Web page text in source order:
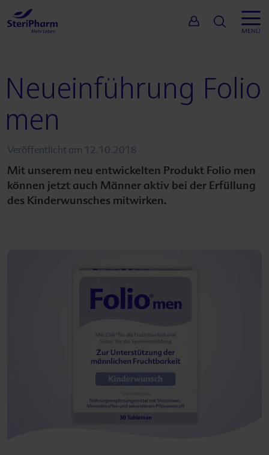
Suche
MENÜ
Neueinführung Folio
men
Veröffentlicht am 12.10.2018
Mit unserem neu entwickelten Produkt Folio men
können jetzt auch Männer aktiv bei der Erfüllung
des Kinderwunsches mitwirken.